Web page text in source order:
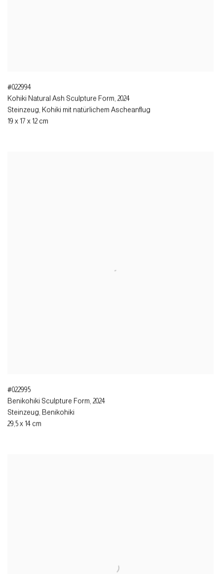
#022994
Kohiki Natural Ash Sculpture Form, 2024
Steinzeug, Kohiki mit natürlichem Ascheanflug
19 x 17 x 12 cm
#022995
Benikohiki Sculpture Form, 2024
Steinzeug, Benikohiki
29,5 x 14 cm